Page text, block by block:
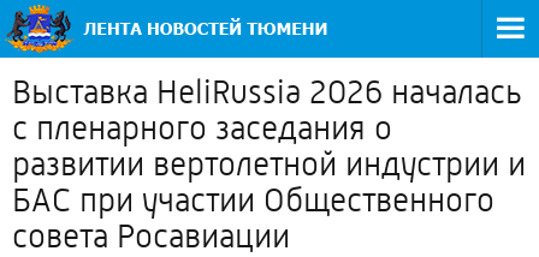
Выставка HeliRussia 2026 началась
с пленарного заседания о
развитии вертолетной индустрии и
БАС при участии Общественного
совета Росавиации